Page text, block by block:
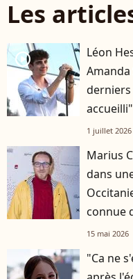
Les
player2
Léon
derniers
accueilli"
1 juillet 2026
Marius
dans
connue
15 mai 2026
"Ca ne